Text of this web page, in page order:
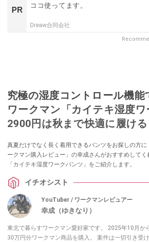
PR
ココ使ってます。
Dreaw合同会社
究極の湿度コントロール機能
ワークマン「カイテキ湿度ワ
2900円は秋まで快適に履ける
真夏だけでなく長く着用できるパンツをお探しの方に
ークマン購入レビュー」の幸成さんがおすすめして
「カイテキ湿度ワークパンツ」をご紹介します。
イチオシスト
YouTuber / ワークマンレビュアー
幸成（ゆきなり）
東北で暮らすワークマン愛好家です。 2025年10月か
30万円分ワークマン商品を購入。 案件は一切引き受